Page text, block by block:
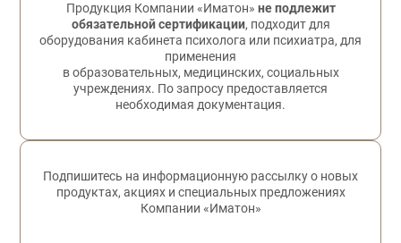
Продукция Компании «Иматон» не подлежит
обязательной сертификации, подходит для
оборудования кабинета психолога или психиатра, для
применения
в образовательных, медицинских, социальных
учреждениях. По запросу предоставляется
необходимая документация.
Подпишитесь на информационную рассылку о новых
продуктах, акциях и специальных предложениях
Компании «Иматон»